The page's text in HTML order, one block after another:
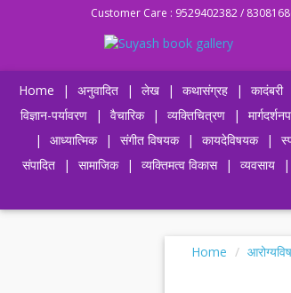
Customer Care : 9529402382 /
Home | अनुवादित | लेख | कथासंग्रह | कादंबरी
विज्ञान-पर्यावरण
| वैचारिक | व्यक्तिचित्रण |
|
आध्यात्मिक | संगीत विषयक | कायदेविषयक |
संपादित
| सामाजिक | व्यक्तिमत्व विकास | व्यवसाय |
Home